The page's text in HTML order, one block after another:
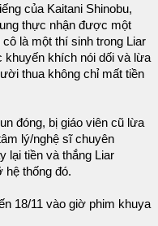
của Kaitani Shinobu,
thực nhận được một
là một thí sinh trong Liar
khuyến khích nói dối và lừa
thua không chỉ mất tiền
đóng, bị giáo viên cũ lừa
lý/nghệ sĩ chuyên
lại tiền và thắng Liar
hệ thống đó.
18/11 vào giờ phim khuya